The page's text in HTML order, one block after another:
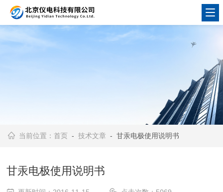
当前位置：首页 -技术文章 - 甘汞电极使用说明书
甘汞电极使用说明书